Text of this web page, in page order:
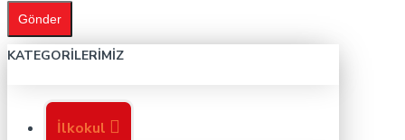
Gönder
KATEGORILERIMIZ
İlkokul